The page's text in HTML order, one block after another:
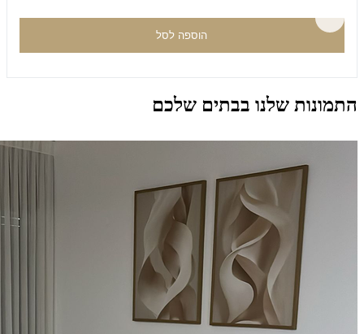
הוספה לסל
התמונות שלנו בבתים שלכם